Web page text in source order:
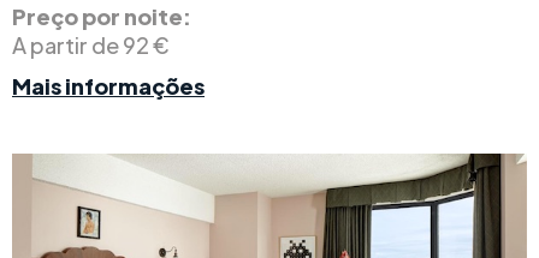
Preço por noite:
A partir de 92 €
Mais informações